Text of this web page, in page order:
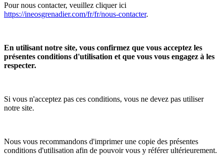
Pour nous contacter, veuillez cliquer ici
https://ineosgrenadier.com/fr/fr/nous-contacter.
En utilisant notre site, vous confirmez que vous acceptez les
présentes conditions d'utilisation et que vous vous engagez à les
respecter.
Si vous n'acceptez pas ces conditions, vous ne devez pas utiliser
notre site.
Nous vous recommandons d'imprimer une copie des présentes
conditions d'utilisation afin de pouvoir vous y référer ultérieurement.